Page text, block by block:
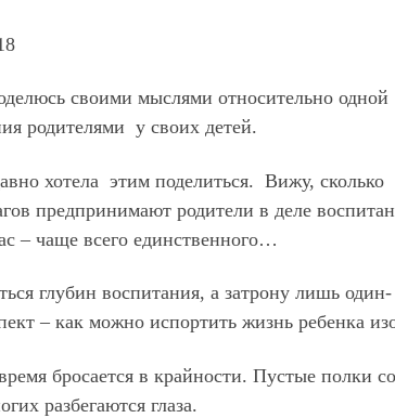
своими мыслями относительно одной
родителями у своих детей.
хотела этим поделиться. Вижу, сколько
предпринимают родители в деле
– чаще всего единственного…
глубин воспитания, а затрону лишь один-
– как можно испортить жизнь ребенка
бросается в крайности. Пустые полки
разбегаются глаза.